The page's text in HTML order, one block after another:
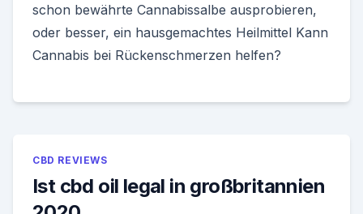
schon bewährte Cannabissalbe ausprobieren,
oder besser, ein hausgemachtes Heilmittel Kann
Cannabis bei Rückenschmerzen helfen?
CBD REVIEWS
Ist cbd oil legal in großbritannien